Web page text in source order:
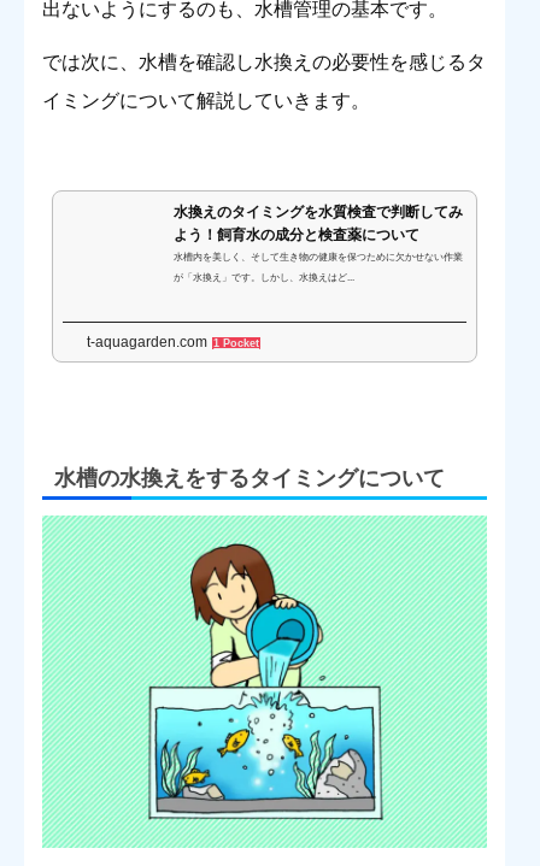
出ないようにするのも、水槽管理の基本です。
では次に、水槽を確認し水換えの必要性を感じるタ
イミングについて解説していきます。
水換えのタイミングを水質検査で判断してみ
よう！飼育水の成分と検査薬について
水槽内を美しく、そして生き物の健康を保つために欠かせない作業
が「水換え」です。しかし、水換えはど...
t-aquagarden.com 1 Pocket
水槽の水換えをするタイミングについて